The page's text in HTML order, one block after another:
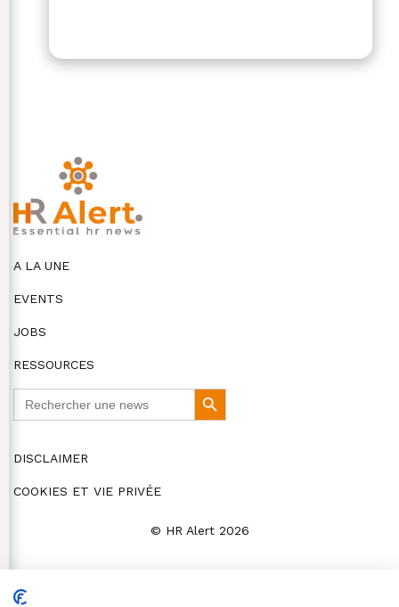
A LA UNE
EVENTS
JOBS
RESSOURCES
Search
Button
DISCLAIMER
COOKIES ET VIE PRIVÉE
© HR Alert 2026